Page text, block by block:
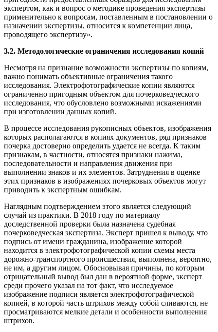
экспертом, как и вопрос о методике проведения экспертизы
применительно к вопросам, поставленным в постановлении о
назначении экспертизы, относится к компетенции лица,
проводящего экспертизу».
3.2. Методологические ограничения исследования копий
Несмотря на признание возможности экспертизы по копиям,
важно понимать объективные ограничения такого
исследования. Электрофотографические копии являются
ограниченно пригодным объектом для почерковедческого
исследования, что обусловлено возможными искажениями
при изготовлении данных копий.
В процессе исследования рукописных объектов, изображения
которых располагаются в копиях документов, ряд признаков
почерка достоверно определить удается не всегда. К таким
признакам, в частности, относятся признаки нажима,
последовательности и направления движения при
выполнении знаков и их элементов. Затруднения в оценке
этих признаков в изображениях почерковых объектов могут
приводить к экспертным ошибкам.
Наглядным подтверждением этого является следующий
случай из практики. В 2018 году по материалу
доследственной проверки была назначена судебная
почерковедческая экспертиза. Эксперт пришел к выводу, что
подпись от имени гражданина, изображение которой
находится в электрофотографической копии схемы места
дорожно-транспортного происшествия, выполнена, вероятно,
не им, а другим лицом. Обосновывая причины, по которым
отрицательный вывод был дан в вероятной форме, эксперт
среди прочего указал на тот факт, что исследуемое
изображение подписи является электрофотографической
копией, в которой часть штрихов между собой сливаются, не
просматриваются мелкие детали и особенности выполнения
штрихов.